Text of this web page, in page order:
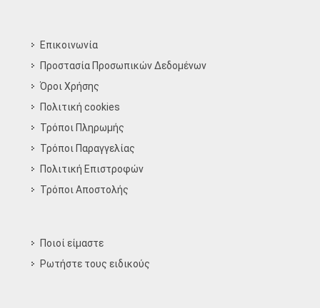
Επικοινωνία
Προστασία Προσωπικών Δεδομένων
Όροι Χρήσης
Πολιτική cookies
Τρόποι Πληρωμής
Τρόποι Παραγγελίας
Πολιτική Επιστροφών
Τρόποι Aποστολής
Ποιοί είμαστε
Ρωτήστε τους ειδικούς